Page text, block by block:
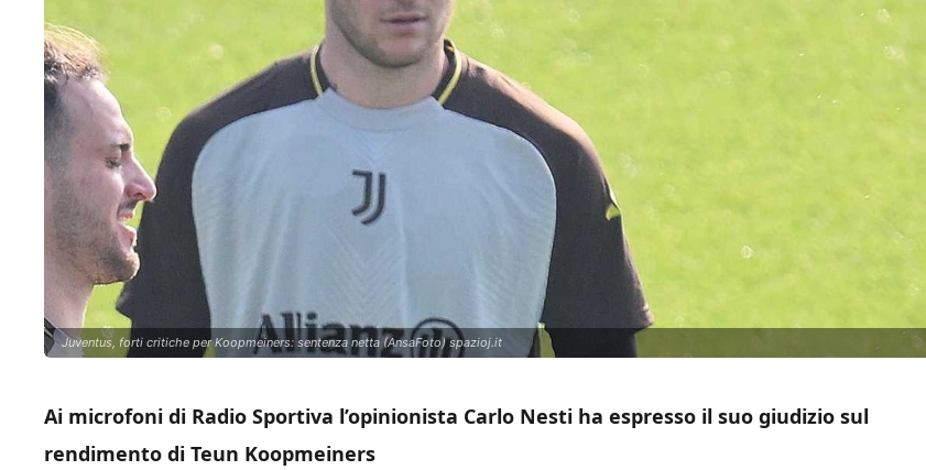
Juventus, forti critiche per Koopmeiners: sentenza netta (AnsaFoto) spazioj.it
Ai microfoni di Radio Sportiva l’opinionista Carlo Nesti ha espresso il suo giudizio sul
rendimento di Teun Koopmeiners